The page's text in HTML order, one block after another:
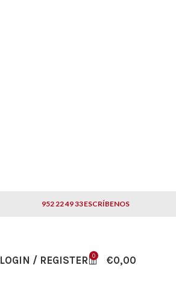
952 22 49 33ESCRÍBENOS
LOGIN / REGISTER 0 €0,00